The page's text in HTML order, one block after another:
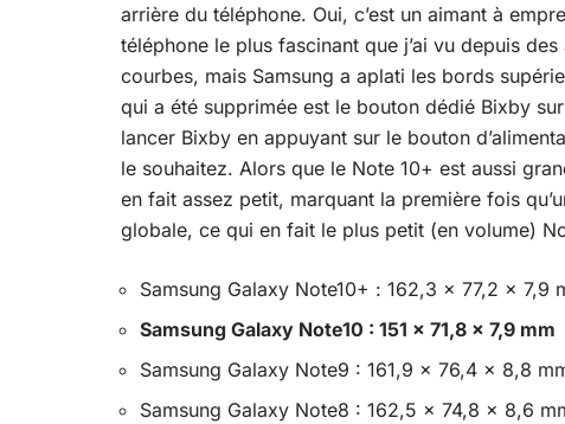
arrière du téléphone. Oui, c’est un aimant à
téléphone le plus fascinant que j’ai vu depuis
courbes, mais Samsung a aplati les bords
qui a été supprimée est le bouton dédié Bixby
lancer Bixby en appuyant sur le bouton
le souhaitez. Alors que le Note 10+ est aussi
en fait assez petit, marquant la première fois
globale, ce qui en fait le plus petit (en volume)
Samsung Galaxy Note10+ : 162,3 x 77,2 x 7,9
Samsung Galaxy Note10 : 151 x 71,8 x 7,9 mm
Samsung Galaxy Note9 : 161,9 x 76,4 x 8,8
Samsung Galaxy Note8 : 162,5 x 74,8 x 8,6